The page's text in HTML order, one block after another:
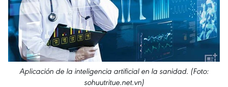
Aplicación de la inteligencia artificial en la sanidad. (Foto:
sohuutritue.net.vn)